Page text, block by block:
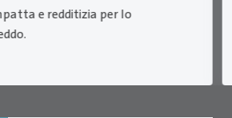
e redditizia per lo